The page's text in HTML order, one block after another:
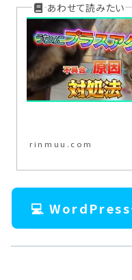
rinmuu.com
💻 WordPress